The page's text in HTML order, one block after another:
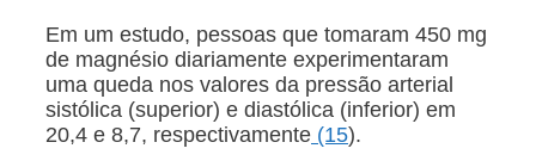
Em um estudo, pessoas que tomaram 450 mg
de magnésio diariamente experimentaram
uma queda nos valores da pressão arterial
sistólica (superior) e diastólica (inferior) em
20,4 e 8,7, respectivamente (15).